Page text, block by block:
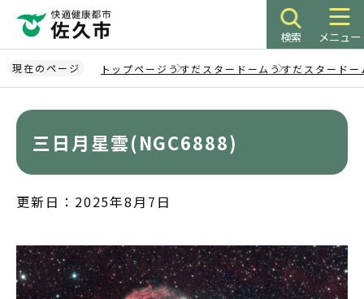
ペ
ー
ジ
検索 メニュー
現在のページ トップページ うすだスタードーム うすだスタード
三日月星雲(NGC6888)
更新日：2025年8月7日